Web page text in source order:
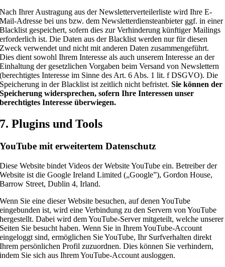
Nach Ihrer Austragung aus der Newsletterverteilerliste wird Ihre E-
Mail-Adresse bei uns bzw. dem Newsletterdiensteanbieter ggf. in einer
Blacklist gespeichert, sofern dies zur Verhinderung künftiger Mailings
erforderlich ist. Die Daten aus der Blacklist werden nur für diesen
Zweck verwendet und nicht mit anderen Daten zusammengeführt.
Dies dient sowohl Ihrem Interesse als auch unserem Interesse an der
Einhaltung der gesetzlichen Vorgaben beim Versand von Newslettern
(berechtigtes Interesse im Sinne des Art. 6 Abs. 1 lit. f DSGVO). Die
Speicherung in der Blacklist ist zeitlich nicht befristet.Sie können der
Speicherung widersprechen, sofern Ihre Interessen unser
berechtigtes Interesse überwiegen.
7. Plugins und Tools
YouTube mit erweitertem Datenschutz
Diese Website bindet Videos der Website YouTube ein. Betreiber der
Website ist die Google Ireland Limited („Google”), Gordon House,
Barrow Street, Dublin 4, Irland.
Wenn Sie eine dieser Website besuchen, auf denen YouTube
eingebunden ist, wird eine Verbindung zu den Servern von YouTube
hergestellt. Dabei wird dem YouTube-Server mitgeteilt, welche unserer
Seiten Sie besucht haben. Wenn Sie in Ihrem YouTube-Account
eingeloggt sind, ermöglichen Sie YouTube, Ihr Surfverhalten direkt
Ihrem persönlichen Profil zuzuordnen. Dies können Sie verhindern,
indem Sie sich aus Ihrem YouTube-Account ausloggen.